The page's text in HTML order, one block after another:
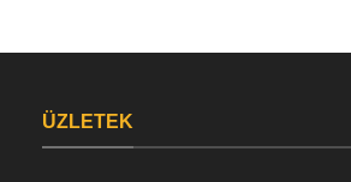
ÜZLETEK